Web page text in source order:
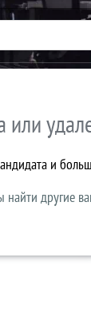
или
и
найти другие